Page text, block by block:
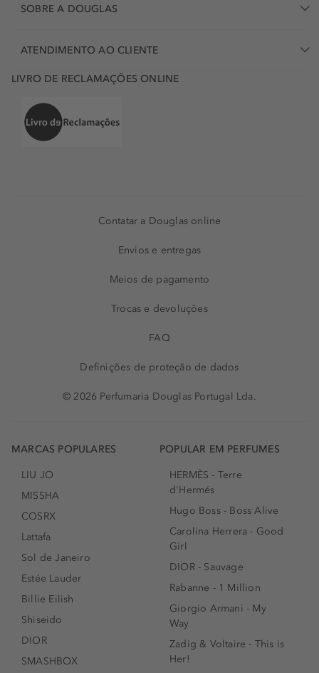
SOBRE A DOUGLAS
ATENDIMENTO AO CLIENTE
LIVRO DE RECLAMAÇÕES ONLINE
Contatar a Douglas online
Envios e entregas
Meios de pagamento
Trocas e devoluções
FAQ
Definições de proteção de dados
© 2026 Perfumaria Douglas Portugal Lda.
MARCAS POPULARES
LIU JO
MISSHA
COSRX
Lattafa
Sol de Janeiro
Estée Lauder
Billie Eilish
Shiseido
DIOR
SMASHBOX
POPULAR EM PERFUMES
HERMÈS - Terre
d'Hermés
Hugo Boss - Boss Alive
Carolina Herrera - Good
Girl
DIOR - Sauvage
Rabanne - 1 Million
Giorgio Armani - My
Way
Zadig & Voltaire - This is
Her!